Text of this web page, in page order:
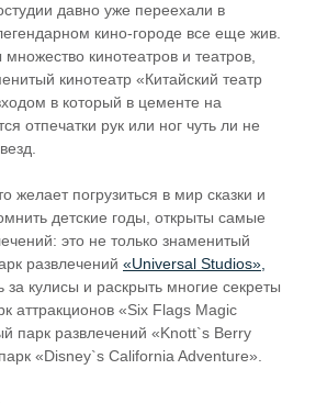
давно уже переехали в
кино-городе все еще жив.
кинотеатров и театров,
кинотеатр «Китайский театр
в который в цементе на
отпечатки рук или ног чуть ли не
желает погрузиться в мир сказки и
детские годы, открыты самые
это не только знаменитый
развлечений «Universal Studios»,
за кулисы и раскрыть многие секреты
аттракционов «Six Flags Magic
парк развлечений «Knott`s Berry
«Disney`s California Adventure».